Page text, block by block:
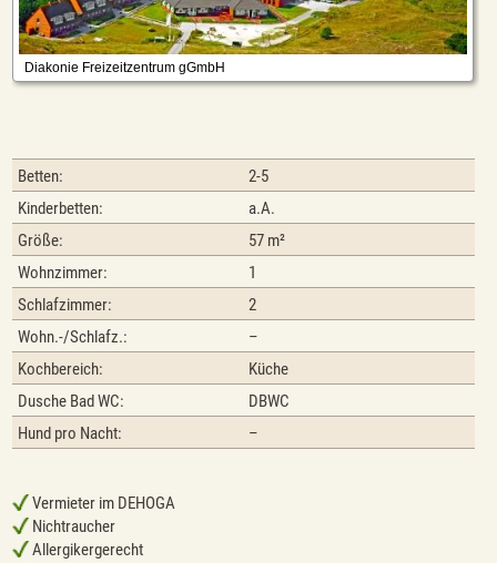
Betten:
2-5
Kinderbetten:
a.A.
Größe:
57 m²
Wohnzimmer:
1
Schlafzimmer:
2
Wohn.-/Schlafz.:
–
Kochbereich:
Küche
Dusche Bad WC:
DBWC
Hund pro Nacht:
–
Vermieter im DEHOGA
Nichtraucher
Allergikergerecht